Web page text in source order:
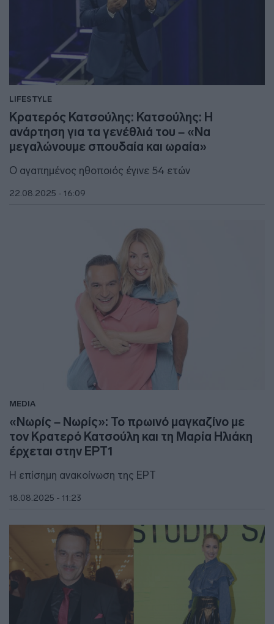
LIFESTYLE
Κρατερός Κατσούλης: Κατσούλης: Η
ανάρτηση για τα γενέθλιά του – «Να
μεγαλώνουμε σπουδαία και ωραία»
Ο αγαπημένος ηθοποιός έγινε 54 ετών
22.08.2025 - 16:09
MEDIA
«Νωρίς – Νωρίς»: Το πρωινό μαγκαζίνο με
τον Κρατερό Κατσούλη και τη Μαρία Ηλιάκη
έρχεται στην ΕΡΤ1
Η επίσημη ανακοίνωση της ΕΡΤ
18.08.2025 - 11:23